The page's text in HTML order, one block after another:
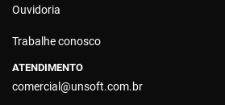
Ouvidoria
Trabalhe conosco
ATENDIMENTO
comercial@unsoft.com.br